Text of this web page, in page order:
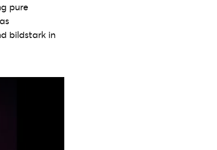
pure
bildstark in